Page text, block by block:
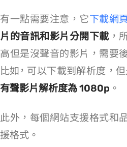
有一點需要注意，它下載網
片的音訊和影片分開下載，
高但是沒聲音的影片，需要
比如 YouTube，SnapWC 可以下載到 8K/4K 解析度，
有聲影片解析度為 1080p 。
此外，每個網站支援格式和
援 MP4/MP3 格式。